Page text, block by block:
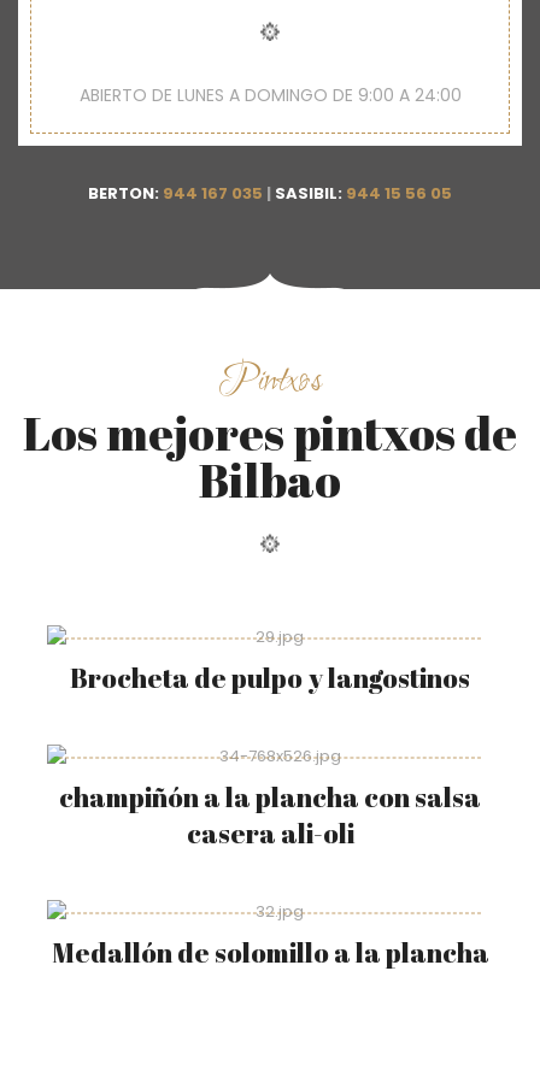
ABIERTO DE LUNES A DOMINGO DE 9:00 A 24:00
BERTON: 944 167 035 | SASIBIL: 944 15 56 05
Pintxos
Los mejores pintxos de
Bilbao
Brocheta de pulpo y langostinos
champiñón a la plancha con salsa
casera ali-oli
Medallón de solomillo a la plancha